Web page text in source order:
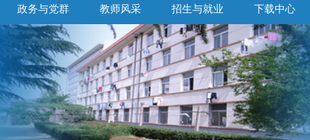
政务与党群 教师风采 招生与就业 下载中心